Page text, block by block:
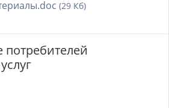
(29 Кб)